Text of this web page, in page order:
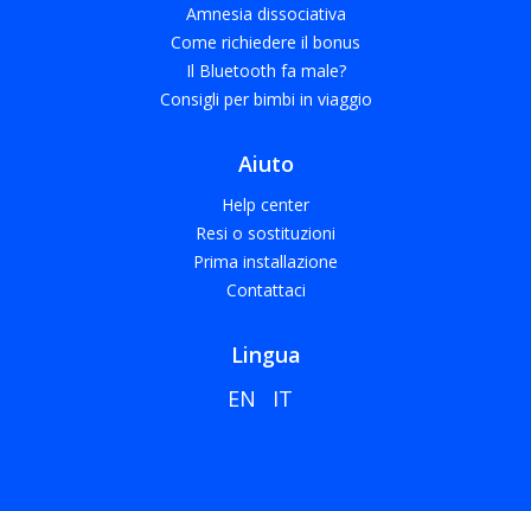
Amnesia dissociativa
Come richiedere il bonus
Il Bluetooth fa male?
Consigli per bimbi in viaggio
Aiuto
Help center
Resi o sostituzioni
Prima installazione
Contattaci
Lingua
EN
IT